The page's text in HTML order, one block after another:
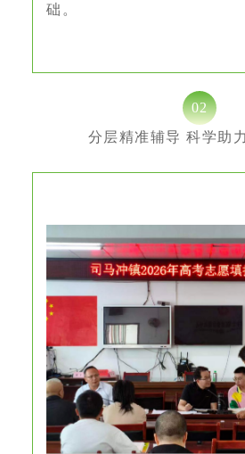
础。
02
分层精准辅导 科学助